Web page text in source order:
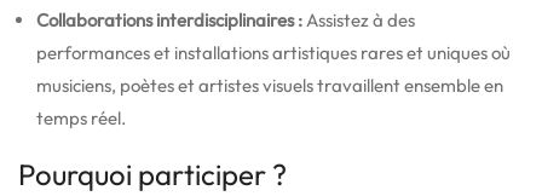
Collaborations interdisciplinaires : Assistez à des
performances et installations artistiques rares et uniques où
musiciens, poètes et artistes visuels travaillent ensemble en
temps réel.
Pourquoi participer ?